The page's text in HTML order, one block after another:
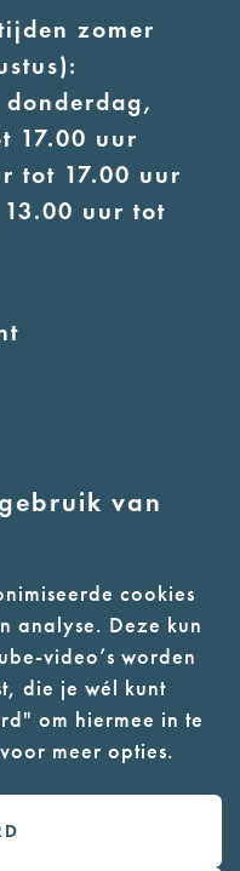
van
cookies
analyse. Deze kun
video’s worden
die je wél kunt
om hiermee in te
meer opties.
zomer
17.00 uur
tot 17.00 uur
uur tot
of in de
grond)